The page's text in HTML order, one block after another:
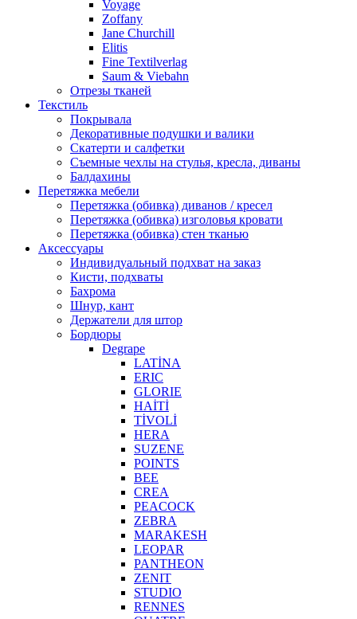
Voyage
Zoffany
Jane Churchill
Elitis
Fine Textilverlag
Saum & Viebahn
Отрезы тканей
Текстиль
Покрывала
Декоративные подушки и валики
Скатерти и салфетки
Cъемные чехлы на стулья, кресла, диваны
Балдахины
Перетяжка мебели
Перетяжка (обивка) диванов / кресел
Перетяжка (обивка) изголовья кровати
Перетяжка (обивка) стен тканью
Аксессуары
Индивидуальный подхват на заказ
Кисти, подхваты
Бахрома
Шнур, кант
Держатели для штор
Бордюры
Degrape
LATİNA
ERIC
GLORIE
HAİTİ
TİVOLİ
HERA
SUZENE
POINTS
BEE
CREA
PEACOCK
ZEBRA
MARAKESH
LEOPAR
PANTHEON
ZENIT
STUDIO
RENNES